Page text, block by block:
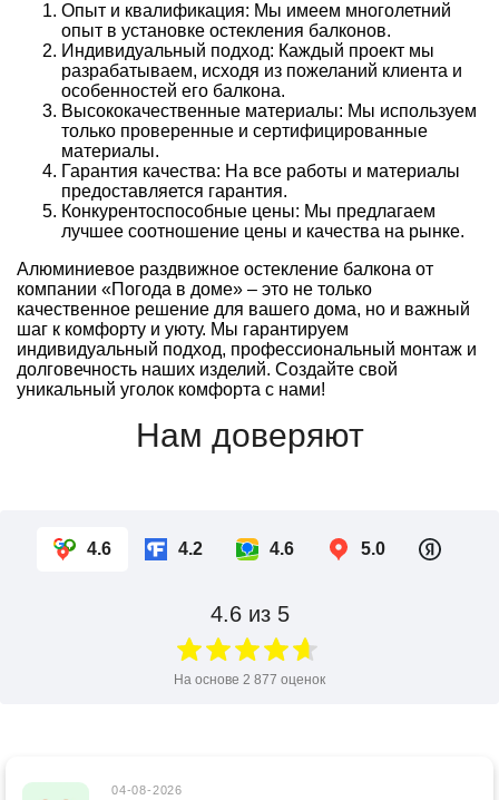
Опыт и квалификация: Мы имеем многолетний
опыт в установке остекления балконов.
Индивидуальный подход: Каждый проект мы
разрабатываем, исходя из пожеланий клиента и
особенностей его балкона.
Высококачественные материалы: Мы используем
только проверенные и сертифицированные
материалы.
Гарантия качества: На все работы и материалы
предоставляется гарантия.
Конкурентоспособные цены: Мы предлагаем
лучшее соотношение цены и качества на рынке.
Алюминиевое раздвижное остекление балкона от
компании «Погода в доме» – это не только
качественное решение для вашего дома, но и важный
шаг к комфорту и уюту. Мы гарантируем
индивидуальный подход, профессиональный монтаж и
долговечность наших изделий. Создайте свой
уникальный уголок комфорта с нами!
Нам доверяют
4.6 4.2 4.6 5.0
4.6из 5
На основе 2 877 оценок
04-08-2026